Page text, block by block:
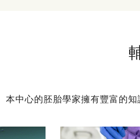
本中心的胚胎學家擁有豐富的